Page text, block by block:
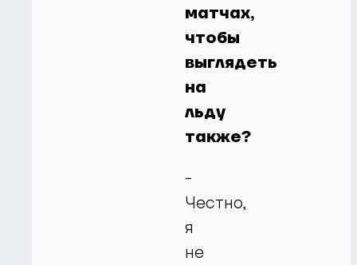
матчах,
чтобы
выглядеть
на
льду
также?
-
Честно,
я
не